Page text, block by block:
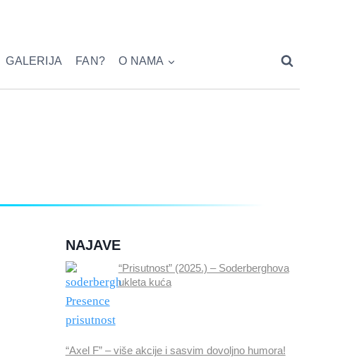
GALERIJA FAN? O NAMA
NAJAVE
“Prisutnost” (2025.) – Soderberghova
ukleta kuća
“Axel F” – više akcije i sasvim dovoljno humora!